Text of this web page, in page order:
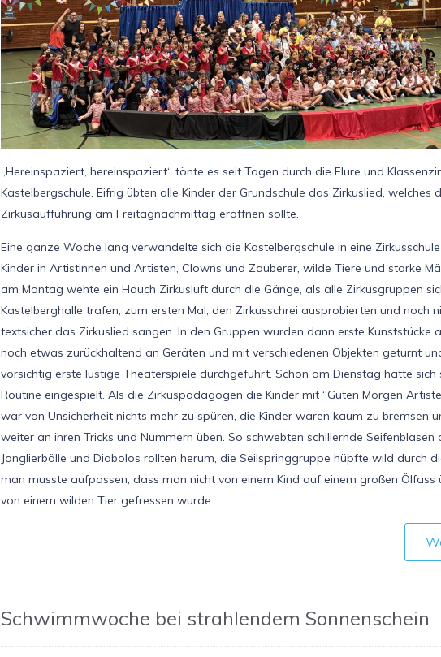
„Hereinspaziert, hereinspaziert“ tönte es seit Tagen durch die Flure und
Kastelbergschule. Eifrig übten alle Kinder der Grundschule das Zirkuslied, welches
Zirkusaufführung am Freitagnachmittag eröffnen sollte.
Eine ganze Woche lang verwandelte sich die Kastelbergschule in eine
Kinder in Artistinnen und Artisten, Clowns und Zauberer, wilde Tiere und starke
am Montag wehte ein Hauch Zirkusluft durch die Gänge, als alle Zirkusgruppen
Kastelberghalle trafen, zum ersten Mal, den Zirkusschrei ausprobierten und noch
textsicher das Zirkuslied sangen. In den Gruppen wurden dann erste Kunststücke
noch etwas zurückhaltend an Geräten und mit verschiedenen Objekten geturnt
vorsichtig erste lustige Theaterspiele durchgeführt. Schon am Dienstag hatte
Routine eingespielt. Als die Zirkuspädagogen die Kinder mit “Guten Morgen
war von Unsicherheit nichts mehr zu spüren, die Kinder waren kaum zu bremsen
weiter an ihren Tricks und Nummern üben. So schwebten schillernde Seifenblasen
Jonglierbälle und Diabolos rollten herum, die Seilspringgruppe hüpfte wild durch
man musste aufpassen, dass man nicht von einem Kind auf einem großen Ölfass
von einem wilden Tier gefressen wurde.
Schwimmwoche bei strahlendem Sonnenschein